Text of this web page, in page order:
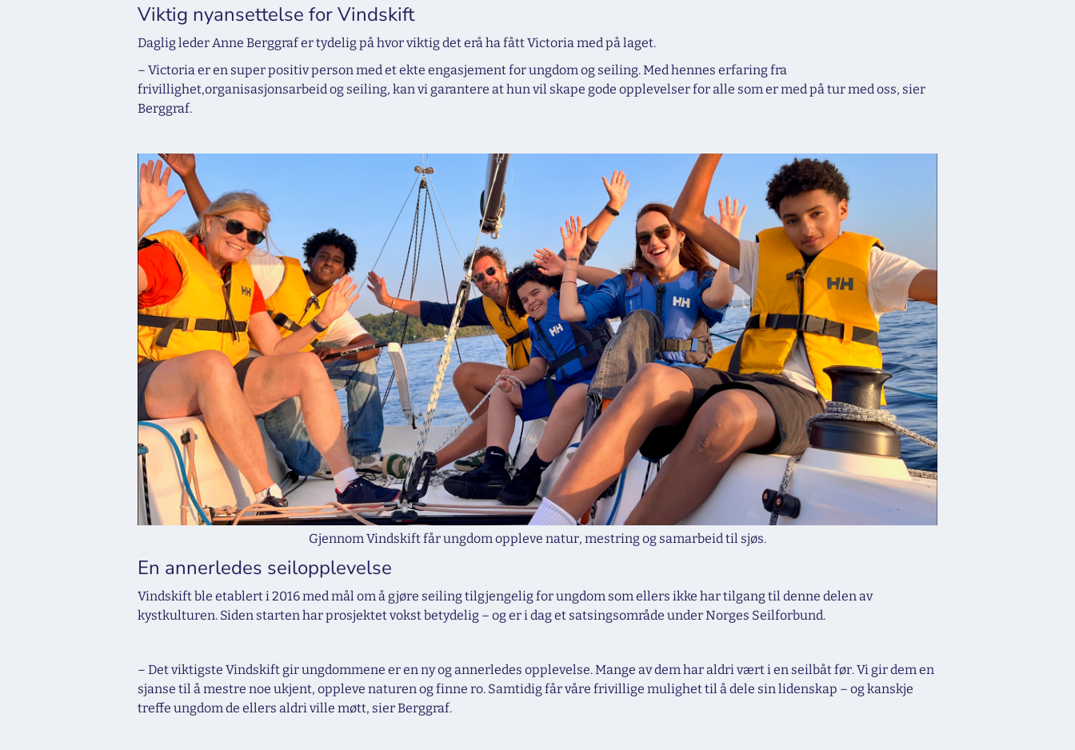
Viktig nyansettelse for Vindskift
Daglig leder Anne Berggraf er tydelig på hvor viktig det erå ha fått Victoria med på laget.
– Victoria er en super positiv person med et ekte engasjement for ungdom og seiling. Med hennes erfaring fra
frivillighet,organisasjonsarbeid og seiling, kan vi garantere at hun vil skape gode opplevelser for alle som er med på tur med oss, sier
Berggraf.
Gjennom Vindskift får ungdom oppleve natur, mestring og samarbeid til sjøs.
En annerledes seilopplevelse
Vindskift ble etablert i 2016 med mål om å gjøre seiling tilgjengelig for ungdom som ellers ikke har tilgang til denne delen av
kystkulturen. Siden starten har prosjektet vokst betydelig – og er i dag et satsingsområde under Norges Seilforbund.
– Det viktigste Vindskift gir ungdommene er en ny og annerledes opplevelse. Mange av dem har aldri vært i en seilbåt før. Vi gir dem en
sjanse til å mestre noe ukjent, oppleve naturen og finne ro. Samtidig får våre frivillige mulighet til å dele sin lidenskap – og kanskje
treffe ungdom de ellers aldri ville møtt, sier Berggraf.